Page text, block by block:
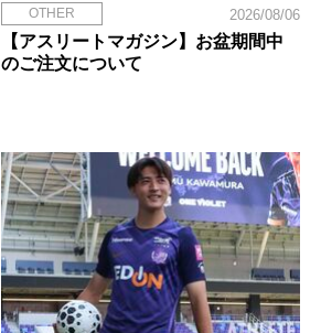
OTHER 2026/08/06
【アスリートマガジン】お盆期間中
のご注文について